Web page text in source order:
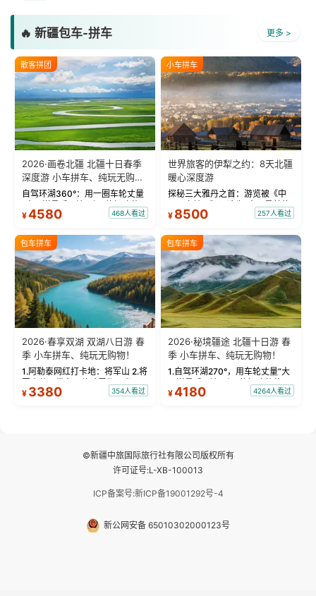
🔥 新疆包车-拼车 更多 >
散客拼团
2026·画卷北疆 北疆十日春季
深度游 小车拼车、纯玩无购
物！
自驾环湖360°：用一圈车轮丈量
“大西洋最后一滴眼泪”的极致蔚
蓝。 赛湖旅拍：甄选多款风格服
绝美瞬间。 赛湖坦克300跟车视
频：专业摄影师...
¥4580 468人看过
小车拼车
世界旅客的伊犁之约：8天北疆
暖心深度游
探秘三大雅丹之首：游览被《中
国国家地理》评选为“中国最美的
三大雅丹”第一名的克拉玛依魔鬼
瓦人最大村落——禾木村，欣赏
晨雾与小木...
¥ 8500 257人看过
包车拼车
2026·春享双湖 双湖八日游 春
季 小车拼车、纯玩无购物！
1.阿勒泰网红打卡地：将军山 2.将
军山落日缆车，体验雪都风光 3.
将军山，夕阳派对，蹦迪party 4.
¥ 3380 354人看过
包车拼车
2026·秘境疆途 北疆十日游 春
季 小车拼车、纯玩无购物！
1.自驾环湖270°，用车轮丈量“大
西洋最后一滴眼泪”的极致蔚蓝，
让雪山、花海与深邃湖水在转弯
¥4180 4264人看过
©新疆中旅国际旅行社有限公司版权所有
许可证号:L-XB-100013
ICP备案号:新ICP备19001292号-4
新公网安备 65010302000123号